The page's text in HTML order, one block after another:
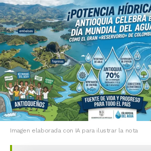
Imagen elaborada con IA para ilustrar la nota